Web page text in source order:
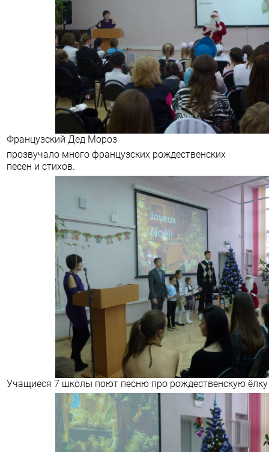
Французский Дед Мороз
прозвучало много французских рождественских
песен и стихов.
Учащиеся 7 школы поют песню про рождественскую ёлку